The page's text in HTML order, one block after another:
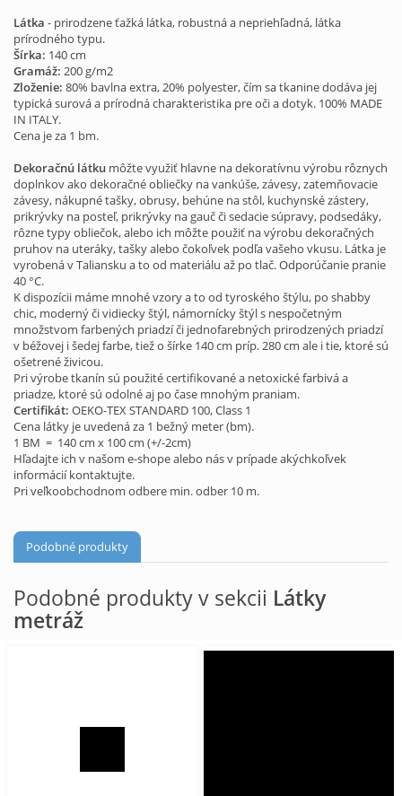
Látka - prirodzene ťažká látka, robustná a nepriehľadná, látka
prírodného typu.
Šírka: 140 cm
Gramáž: 200 g/m2
Zloženie: 80% bavlna extra, 20% polyester, čím sa tkanine dodáva jej
typická surová a prírodná charakteristika pre oči a dotyk. 100% MADE
IN ITALY.
Cena je za 1 bm.
Dekoračnú látku môžte využiť hlavne na dekoratívnu výrobu rôznych
doplnkov ako dekoračné obliečky na vankúše, závesy, zatemňovacie
závesy, nákupné tašky, obrusy, behúne na stôl, kuchynské zástery,
prikrývky na posteľ, prikrývky na gauč či sedacie súpravy, podsedáky,
rôzne typy obliečok, alebo ich môžte použiť na výrobu dekoračných
pruhov na uteráky, tašky alebo čokoľvek podľa vašeho vkusu. Látka je
vyrobená v Taliansku a to od materiálu až po tlač. Odporúčanie pranie
40 °C.
K dispozícii máme mnohé vzory a to od tyroského štýlu, po shabby
chic, moderný či vidiecky štýl, námornícky štýl s nespočetným
množstvom farbených priadzí či jednofarebných prirodzených priadzí
v béžovej i šedej farbe, tiež o šírke 140 cm príp. 280 cm ale i tie, ktoré sú
ošetrené živicou.
Pri výrobe tkanín sú použité certifikované a netoxické farbivá a
priadze, ktoré sú odolné aj po čase mnohým praniam.
Certifikát: OEKO-TEX STANDARD 100, Class 1
Cena látky je uvedená za 1 bežný meter (bm).
1 BM = 140 cm x 100 cm (+/-2cm)
Hľadajte ich v našom e-shope alebo nás v prípade akýchkoľvek
informácií kontaktujte.
Pri veľkoobchodnom odbere min. odber 10 m.
Podobné produkty
Podobné produkty v sekcii Látky
metráž